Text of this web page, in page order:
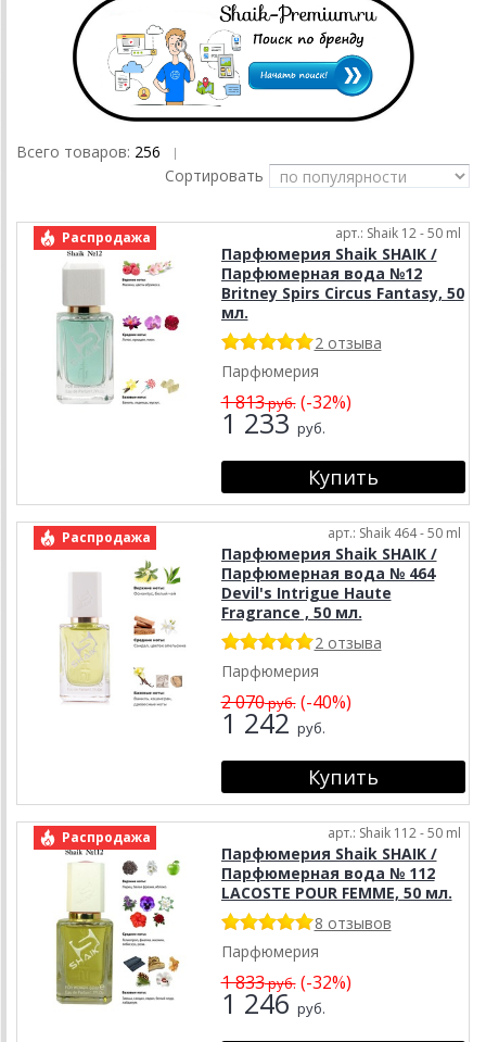
Всего товаров: 256 |
Сортировать
Распродажа арт.: Shaik 12 - 50 ml
Парфюмерия Shaik SHAIK /
Парфюмерная вода №12
Britney Spirs Circus Fantasy, 50
мл.
2 отзыва
Парфюмерия
1 813руб.(-32%)
1 233 руб.
Распродажа арт.: Shaik 464 - 50 ml
Парфюмерия Shaik SHAIK /
Парфюмерная вода № 464
Devil's Intrigue Haute
Fragrance , 50 мл.
2 отзыва
Парфюмерия
2 070руб.(-40%)
1 242 руб.
Распродажа арт.: Shaik 112 - 50 ml
Парфюмерия Shaik SHAIK /
Парфюмерная вода № 112
LACOSTE POUR FEMME, 50 мл.
8 отзывов
Парфюмерия
1 833руб.(-32%)
1 246 руб.